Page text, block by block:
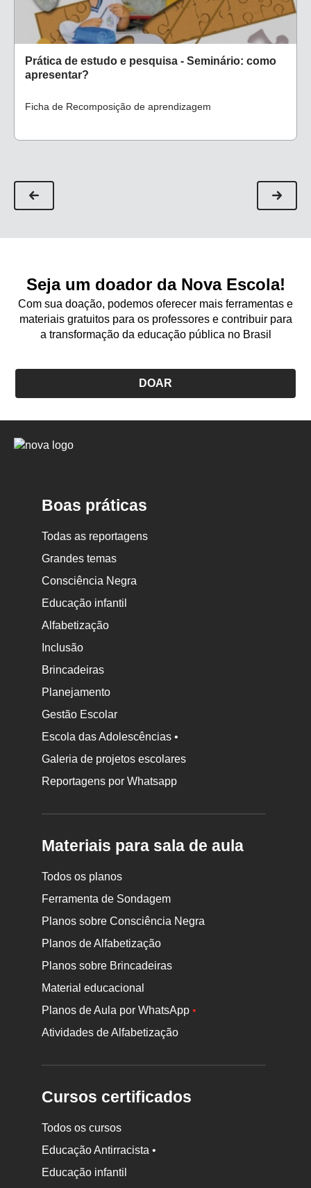
Prática de estudo e pesquisa - Seminário: como
apresentar?
Ficha de Recomposição de aprendizagem
Seja um doador da Nova Escola!
Com sua doação, podemos oferecer mais ferramentas e
materiais gratuitos para os professores e contribuir para
a transformação da educação pública no Brasil
DOAR
Logo
Boas práticas
Todas as reportagens
Grandes temas
Consciência Negra
Educação infantil
Alfabetização
Inclusão
Brincadeiras
Planejamento
Gestão Escolar
Escola das Adolescências •
Galeria de projetos escolares
Reportagens por Whatsapp
Materiais para sala de aula
Todos os planos
Ferramenta de Sondagem
Planos sobre Consciência Negra
Planos de Alfabetização
Planos sobre Brincadeiras
Material educacional
Planos de Aula por WhatsApp•
Atividades de Alfabetização
Cursos certificados
Todos os cursos
Educação Antirracista •
Educação infantil